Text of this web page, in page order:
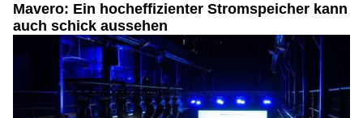
Mavero: Ein hocheffizienter Stromspeicher kann
auch schick aussehen